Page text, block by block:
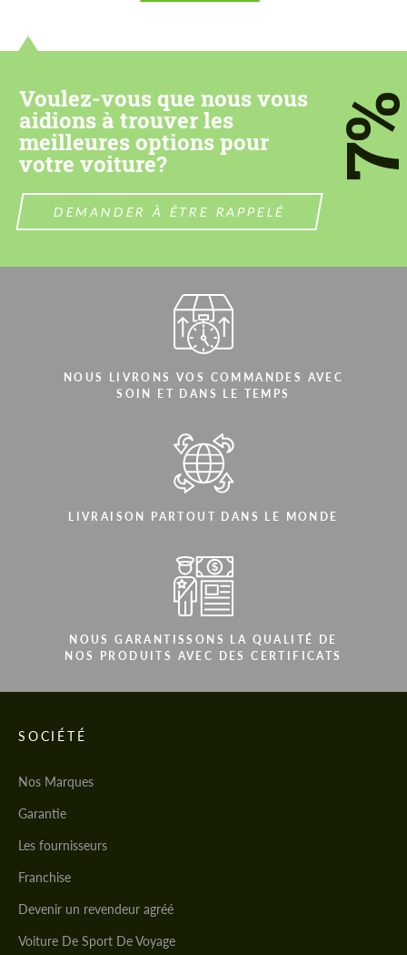
Voulez-vous que nous vous
aidions à trouver les
meilleures options pour
votre voiture?
DEMANDER À ÊTRE RAPPELÉ
NOUS LIVRONS VOS COMMANDES AVEC
SOIN ET DANS LE TEMPS
LIVRAISON PARTOUT DANS LE MONDE
NOUS GARANTISSONS LA QUALITÉ DE
NOS PRODUITS AVEC DES CERTIFICATS
SOCIÉTÉ
Nos Marques
Garantie
Les fournisseurs
Franchise
Devenir un revendeur agréé
Voiture De Sport De Voyage
Please use this form to fill in some basic
most competitive offer.
Acceptez le traitement des données à
Nous parlons votre langue
most competitive offer.
Nous parlons votre langue